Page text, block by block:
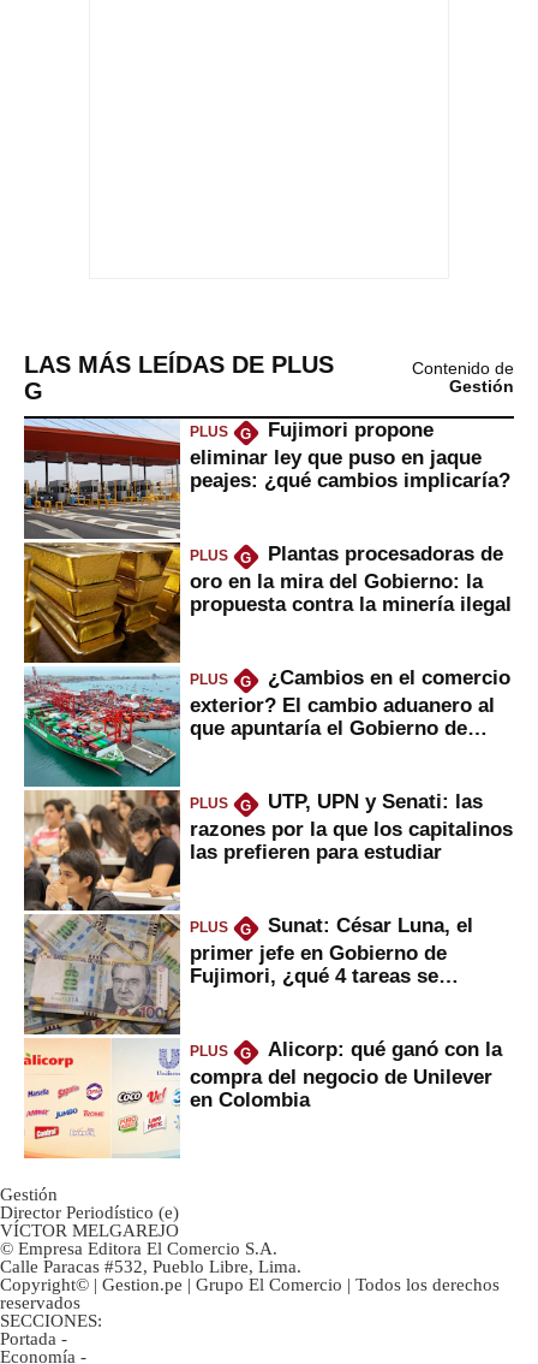
LAS MÁS LEÍDAS DE PLUS
G
Contenido de
Gestión
PLUS G
Fujimori propone
eliminar ley que puso en jaque
peajes: ¿qué cambios implicaría?
PLUS G
Plantas procesadoras de
oro en la mira del Gobierno: la
propuesta contra la minería ilegal
PLUS G
¿Cambios en el comercio
exterior? El cambio aduanero al
que apuntaría el Gobierno de
PLUS G
UTP, UPN y Senati: las
razones por la que los capitalinos
las prefieren para estudiar
PLUS G
Sunat: César Luna, el
primer jefe en Gobierno de
Fujimori, ¿qué 4 tareas se
PLUS G
Alicorp: qué ganó con la
compra del negocio de Unilever
en Colombia
Gestión
Director Periodístico (e)
VÍCTOR MELGAREJO
© Empresa Editora El Comercio S.A.
Calle Paracas #532, Pueblo Libre, Lima.
Copyright© | Gestion.pe | Grupo El Comercio | Todos los derechos
reservados
SECCIONES:
Portada -
Economía -